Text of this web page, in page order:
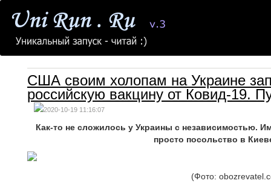
США своим холопам на Украине
российскую вакцину от Ковид-19.
2020-10-19 11:16:07
Как-то не сложилось у Украины с независимостью.
просто посольство в
(Фото: